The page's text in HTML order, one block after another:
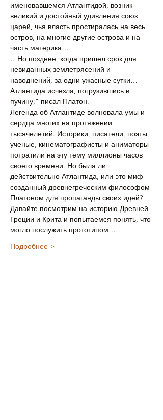
именовавшемся Атлантидой, возник
великий и достойный удивления союз
царей, чья власть простиралась на весь
остров, на многие другие острова и на
часть материка…
…Но позднее, когда пришел срок для
невиданных землетрясений и
наводнений, за одни ужасные сутки…
Атлантида исчезла, погрузившись в
пучину," писал Платон.
Легенда об Атлантиде волновала умы и
сердца многих на протяжении
тысячелетий. Историки, писатели, поэты,
ученые, кинематографисты и аниматоры
потратили на эту тему миллионы часов
своего времени. Но была ли
действительно Атлантида, или это миф
созданный древнегреческим философом
Платоном для пропаганды своих идей?
Давайте посмотрим на историю Древней
Греции и Крита и попытаемся понять, что
могло послужить прототипом…
Подробнее >